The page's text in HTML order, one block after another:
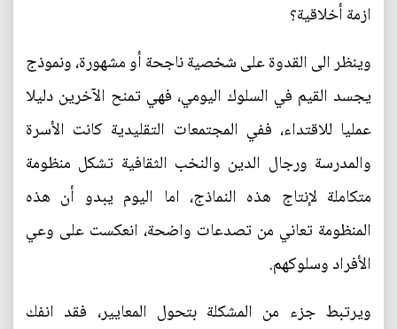
ازمة أخلاقية؟
وينظر الى القدوة على شخصية ناجحة أو مشهورة، ونموذج
يجسد القيم في السلوك اليومي، فهي تمنح الآخرين دليلا
عمليا للاقتداء، ففي المجتمعات التقليدية كانت الأسرة
والمدرسة ورجال الدين والنخب الثقافية تشكل منظومة
متكاملة لإنتاج هذه النماذج، اما اليوم يبدو أن هذه
المنظومة تعاني من تصدعات واضحة، انعكست على وعي
الأفراد وسلوكهم.
ويرتبط جزء من المشكلة بتحول المعايير، فقد انفك